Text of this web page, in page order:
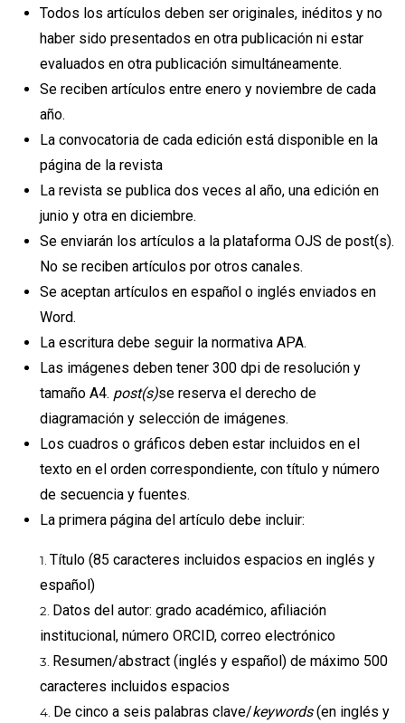
Todos los artículos deben ser originales, inéditos y no
haber sido presentados en otra publicación ni estar
evaluados en otra publicación simultáneamente.
Se reciben artículos entre enero y noviembre de cada
año.
La convocatoria de cada edición está disponible en la
página de la revista
La revista se publica dos veces al año, una edición en
junio y otra en diciembre.
Se enviarán los artículos a la plataforma OJS de post(s).
No se reciben artículos por otros canales.
Se aceptan artículos en español o inglés enviados en
Word.
La escritura debe seguir la normativa APA.
Las imágenes deben tener 300 dpi de resolución y
tamaño A4. post(s)se reserva el derecho de
diagramación y selección de imágenes.
Los cuadros o gráficos deben estar incluidos en el
texto en el orden correspondiente, con título y número
de secuencia y fuentes.
La primera página del artículo debe incluir:
Título (85 caracteres incluidos espacios en inglés y
español)
Datos del autor: grado académico, afiliación
institucional, número ORCID, correo electrónico
Resumen/abstract (inglés y español) de máximo 500
caracteres incluidos espacios
De cinco a seis palabras clave/keywords(en inglés y